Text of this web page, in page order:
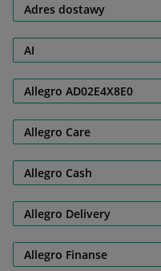
Adres dostawy
AI
Allegro AD02E4X8E0
Allegro Care
Allegro Cash
Allegro Delivery
Allegro Finanse